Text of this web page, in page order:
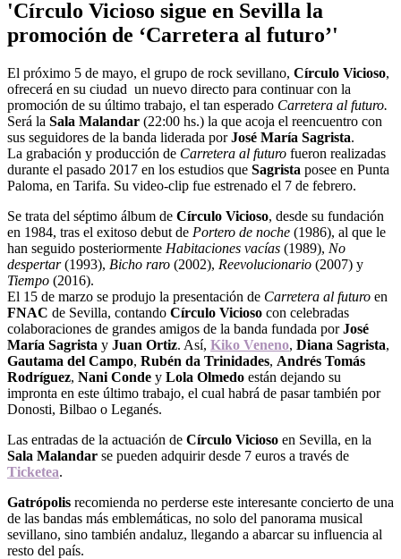
'Círculo Vicioso sigue en Sevilla la
promoción de ‘Carretera al futuro’'
El próximo 5 de mayo, el grupo de rock sevillano, Círculo Vicioso,
ofrecerá en su ciudad un nuevo directo para continuar con la
promoción de su último trabajo, el tan esperado Carretera al futuro.
Será la Sala Malandar (22:00 hs.) la que acoja el reencuentro con
sus seguidores de la banda liderada porJosé María Sagrista.
La grabación y producción de Carretera al futuro fueron realizadas
durante el pasado 2017 en los estudios que Sagrista posee en Punta
Paloma, en Tarifa. Su video-clip fue estrenado el 7 de febrero.
Se trata del séptimo álbum de Círculo Vicioso, desde su fundación
en 1984, tras el exitoso debut de Portero de noche (1986), al que le
han seguido posteriormente Habitaciones vacías (1989), No
despertar(1993), Bicho raro (2002), Reevolucionario (2007) y
Tiempo (2016).
El 15 de marzo se produjo la presentación de Carretera al futuro en
FNAC de Sevilla, contando Círculo Vicioso con celebradas
colaboraciones de grandes amigos de la banda fundada porJosé
María Sagrista y Juan Ortiz. Así, Kiko Veneno, Diana Sagrista,
Gautama del Campo, Rubén da Trinidades, Andrés Tomás
Rodríguez, Nani Conde y Lola Olmedo están dejando su
impronta en este último trabajo, el cual habrá de pasar también por
Donosti, Bilbao o Leganés.
Las entradas de la actuación de Círculo Vicioso en Sevilla, en la
Sala Malandar se pueden adquirir desde 7 euros a través de
Ticketea.
Gatrópolis recomienda no perderse este interesante concierto de una
de las bandas más emblemáticas, no solo del panorama musical
sevillano, sino también andaluz, llegando a abarcar su influencia al
resto del país.